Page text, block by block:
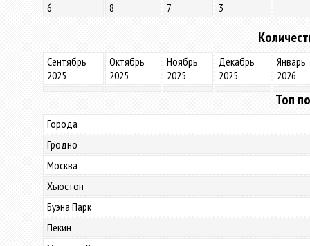
6
8 7 3
Сентябрь
2025
Октябрь
2025
Ноябрь
2025
Декабрь
2025
Январь
2026
Топ
Города
Гродно
Москва
Хьюстон
Буэна Парк
Пекин